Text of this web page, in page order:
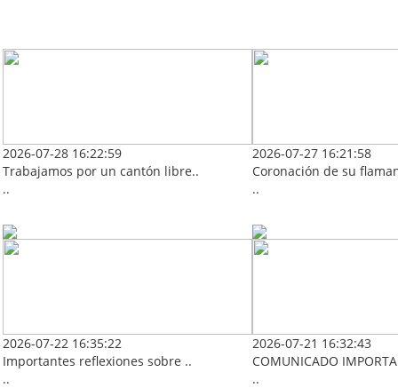
2026-07-28 16:22:59
Trabajamos por un cantón libre..
..
2026-07-27 16:21:58
Coronación de su
..
2026-07-22 16:35:22
Importantes reflexiones sobre ..
..
2026-07-21 16:32:43
COMUNICADO
..